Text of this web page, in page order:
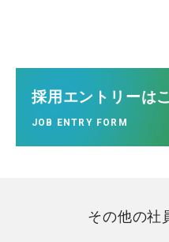
採用エントリーは
JOB ENTRY FORM
その他の社